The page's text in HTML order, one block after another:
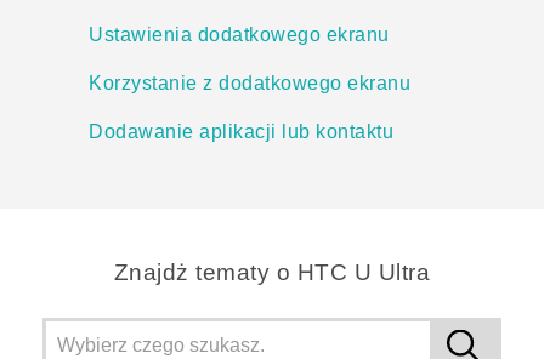
Urządzenia i akcesoria HTC
Zaloguj się
Ustawienia dodatkowego ekranu
Korzystanie z dodatkowego ekranu
Dodawanie aplikacji lub kontaktu
Znajdż tematy o HTC U Ultra